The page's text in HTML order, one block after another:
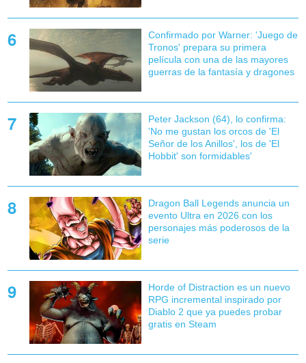
Confirmado por Warner: 'Juego de
Tronos' prepara su primera
película con una de las mayores
guerras de la fantasía y dragones
Peter Jackson (64), lo confirma:
'No me gustan los orcos de 'El
Señor de los Anillos', los de 'El
Hobbit' son formidables'
Dragon Ball Legends anuncia un
evento Ultra en 2026 con los
personajes más poderosos de la
serie
Horde of Distraction es un nuevo
RPG incremental inspirado por
Diablo 2 que ya puedes probar
gratis en Steam